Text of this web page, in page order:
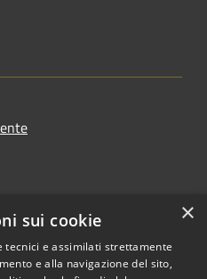
×
sui cookie
tecnici e assimilati strettamente
e alla navigazione del sito,